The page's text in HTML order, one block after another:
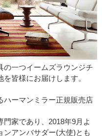
の一つイームズラウンジチ
皆様にお届けします。
ハーマンミラー正規販売店
家であり、2018年9月よ
ンアンバサダー(大使)とも